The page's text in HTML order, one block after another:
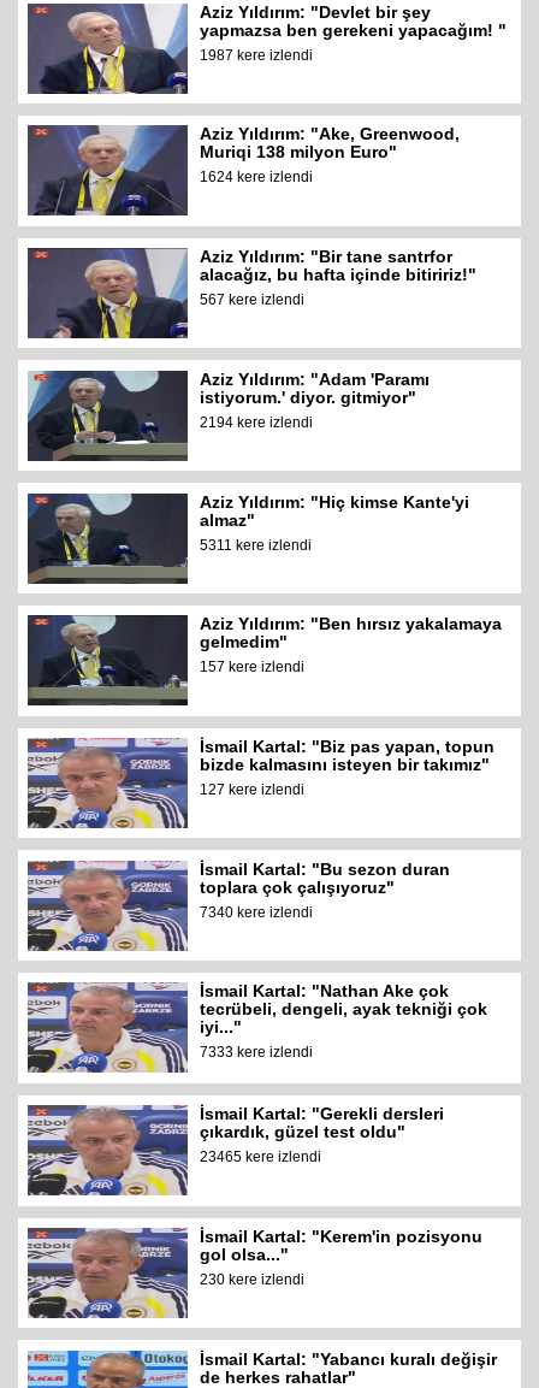
Aziz Yıldırım: "Devlet bir şey
yapmazsa ben gerekeni yapacağım! "
1987 kere izlendi
Aziz Yıldırım: "Ake, Greenwood,
Muriqi 138 milyon Euro"
1624 kere izlendi
Aziz Yıldırım: "Bir tane santrfor
alacağız, bu hafta içinde bitiririz!"
567 kere izlendi
Aziz Yıldırım: "Adam 'Paramı
istiyorum.' diyor. gitmiyor"
2194 kere izlendi
Aziz Yıldırım: "Hiç kimse Kante'yi
almaz"
5311 kere izlendi
Aziz Yıldırım: "Ben hırsız yakalamaya
gelmedim"
157 kere izlendi
İsmail Kartal: "Biz pas yapan, topun
bizde kalmasını isteyen bir takımız"
127 kere izlendi
İsmail Kartal: "Bu sezon duran
toplara çok çalışıyoruz"
7340 kere izlendi
İsmail Kartal: "Nathan Ake çok
tecrübeli, dengeli, ayak tekniği çok
iyi..."
7333 kere izlendi
İsmail Kartal: "Gerekli dersleri
çıkardık, güzel test oldu"
23465 kere izlendi
İsmail Kartal: "Kerem'in pozisyonu
gol olsa..."
230 kere izlendi
İsmail Kartal: "Yabancı kuralı değişir
de herkes rahatlar"